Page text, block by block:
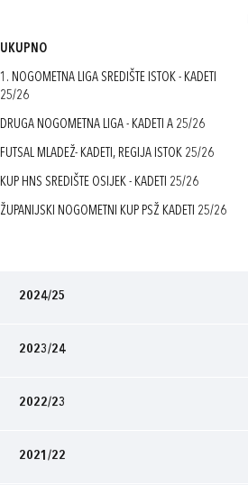
UKUPNO
1. NOGOMETNA LIGA SREDIŠTE ISTOK - KADETI
25/26
DRUGA NOGOMETNA LIGA - KADETI A 25/26
FUTSAL MLADEŽ- KADETI, REGIJA ISTOK 25/26
KUP HNS SREDIŠTE OSIJEK - KADETI 25/26
ŽUPANIJSKI NOGOMETNI KUP PSŽ KADETI 25/26
2024/25
2023/24
2022/23
2021/22